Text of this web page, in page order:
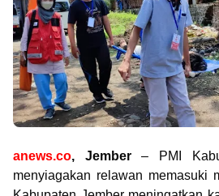
anews.co, Jember– PMI
menyiagakan relawan memasuki